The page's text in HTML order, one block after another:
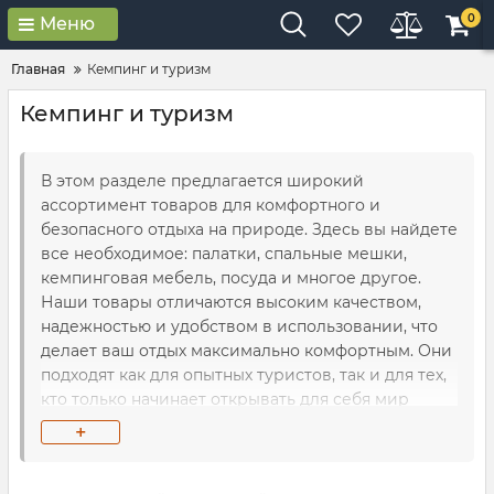
Меню 0
Главная Кемпинг и туризм
Кемпинг и туризм
В этом разделе предлагается широкий
ассортимент товаров для комфортного и
безопасного отдыха на природе. Здесь вы найдете
все необходимое: палатки, спальные мешки,
кемпинговая мебель, посуда и многое другое.
Наши товары отличаются высоким качеством,
надежностью и удобством в использовании, что
делает ваш отдых максимально комфортным. Они
подходят как для опытных туристов, так и для тех,
кто только начинает открывать для себя мир
активного отдыха. Выбирайте снаряжение
кемпинга в нашем каталоге и наслаждайтесь
+